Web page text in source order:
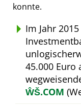
konnte.
Im Jahr
45.000 Euro
ŴŠ.COM